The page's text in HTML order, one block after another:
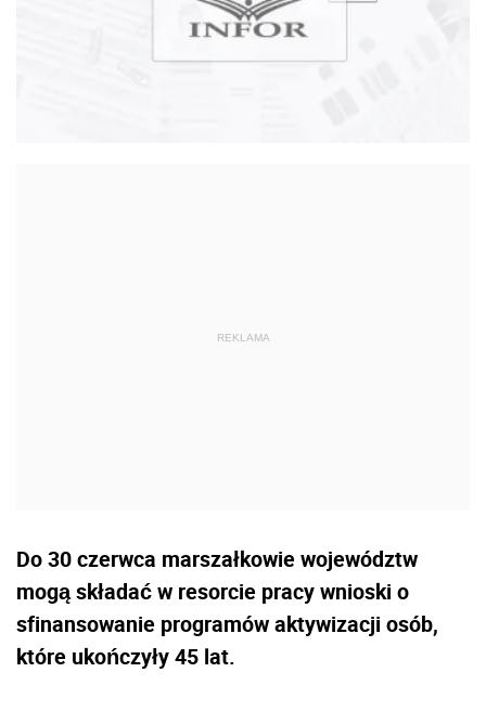
Do 30 czerwca marszałkowie województw
mogą składać w resorcie pracy wnioski o
sfinansowanie programów aktywizacji osób,
które ukończyły 45 lat.